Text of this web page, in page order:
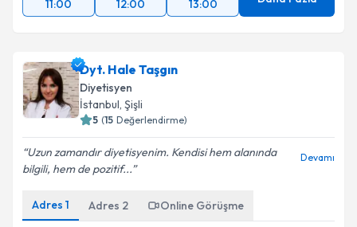
11:00 12:00 13:00
Dyt. Hale Taşgın
Diyetisyen
İstanbul, Şişli
5 (15 Değerlendirme)
Uzun zamandır diyetisyenim. Kendisi hem alanında
bilgili, hem de pozitif...
Devamı
Adres 1 Adres 2 Online Görüşme